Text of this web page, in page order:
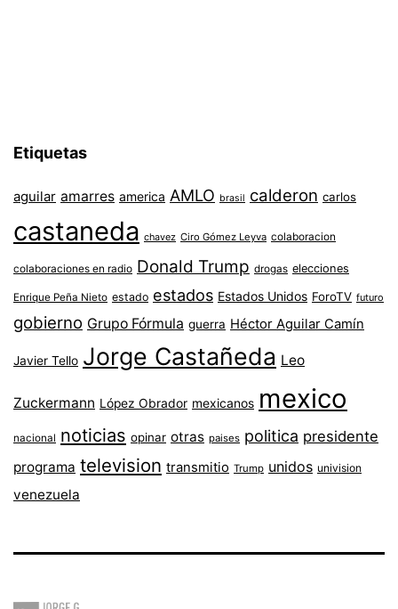
Etiquetas
aguilar amarres america AMLO brasil calderon carlos
castaneda chavez Ciro Gómez Leyva colaboracion
colaboraciones en radio Donald Trump drogas elecciones
Enrique Peña Nieto estado estados Estados Unidos ForoTV futuro
gobierno Grupo Fórmula guerra Héctor Aguilar Camín
Javier Tello Jorge Castañeda Leo
Zuckermann López Obrador mexicanos mexico
nacional noticias opinar otras paises politica presidente
programa television transmitio Trump unidos univision
venezuela